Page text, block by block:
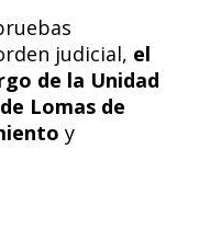
judicial, el
de la Unidad
Lomas de
y